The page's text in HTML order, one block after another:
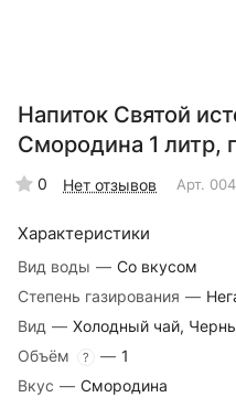
Напиток Святой
Смородина 1 литр,
0 Нет отзывов Арт.
Характеристики
Вид воды — Со вкусом
Степень газирования —
Вид — Холодный чай,
Объём
? — 1
Вкус — Смородина